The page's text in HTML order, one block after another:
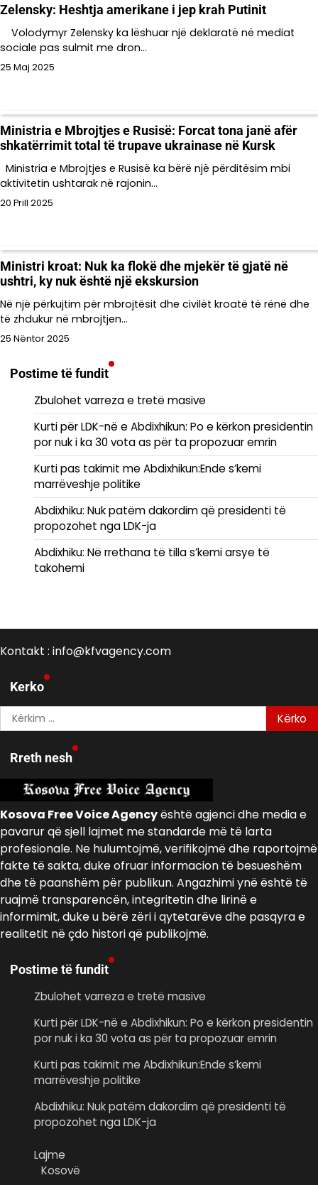
Zelensky: Heshtja amerikane i jep krah Putinit
Volodymyr Zelensky ka lëshuar një deklaratë në mediat
sociale pas sulmit me dron…
25 Maj 2025
Ministria e Mbrojtjes e Rusisë: Forcat tona janë afër
shkatërrimit total të trupave ukrainase në Kursk
Ministria e Mbrojtjes e Rusisë ka bërë një përditësim mbi
aktivitetin ushtarak në rajonin…
20 Prill 2025
Ministri kroat: Nuk ka flokë dhe mjekër të gjatë në
ushtri, ky nuk është një ekskursion
Në një përkujtim për mbrojtësit dhe civilët kroatë të rënë dhe
të zhdukur në mbrojtjen…
25 Nëntor 2025
Postime të fundit
Zbulohet varreza e tretë masive
Kurti për LDK-në e Abdixhikun: Po e kërkon presidentin
por nuk i ka 30 vota as për ta propozuar emrin
Kurti pas takimit me Abdixhikun:Ende s’kemi
marrëveshje politike
Abdixhiku: Nuk patëm dakordim që presidenti të
propozohet nga LDK-ja
Abdixhiku: Në rrethana të tilla s’kemi arsye të
takohemi
Kontakt : info@kfvagency.com
Kerko
Kërko
për:
Rreth nesh
Kosova Free Voice Agencyështë agjenci dhe media e
pavarur që sjell lajmet me standarde më të larta
profesionale. Ne hulumtojmë, verifikojmë dhe raportojmë
fakte të sakta, duke ofruar informacion të besueshëm
dhe të paanshëm për publikun. Angazhimi ynë është të
ruajmë transparencën, integritetin dhe lirinë e
informimit, duke u bërë zëri i qytetarëve dhe pasqyra e
realitetit në çdo histori që publikojmë.
Postime të fundit
Zbulohet varreza e tretë masive
Kurti për LDK-në e Abdixhikun: Po e kërkon presidentin
por nuk i ka 30 vota as për ta propozuar emrin
Kurti pas takimit me Abdixhikun:Ende s’kemi
marrëveshje politike
Abdixhiku: Nuk patëm dakordim që presidenti të
propozohet nga LDK-ja
Lajme
Kosovë